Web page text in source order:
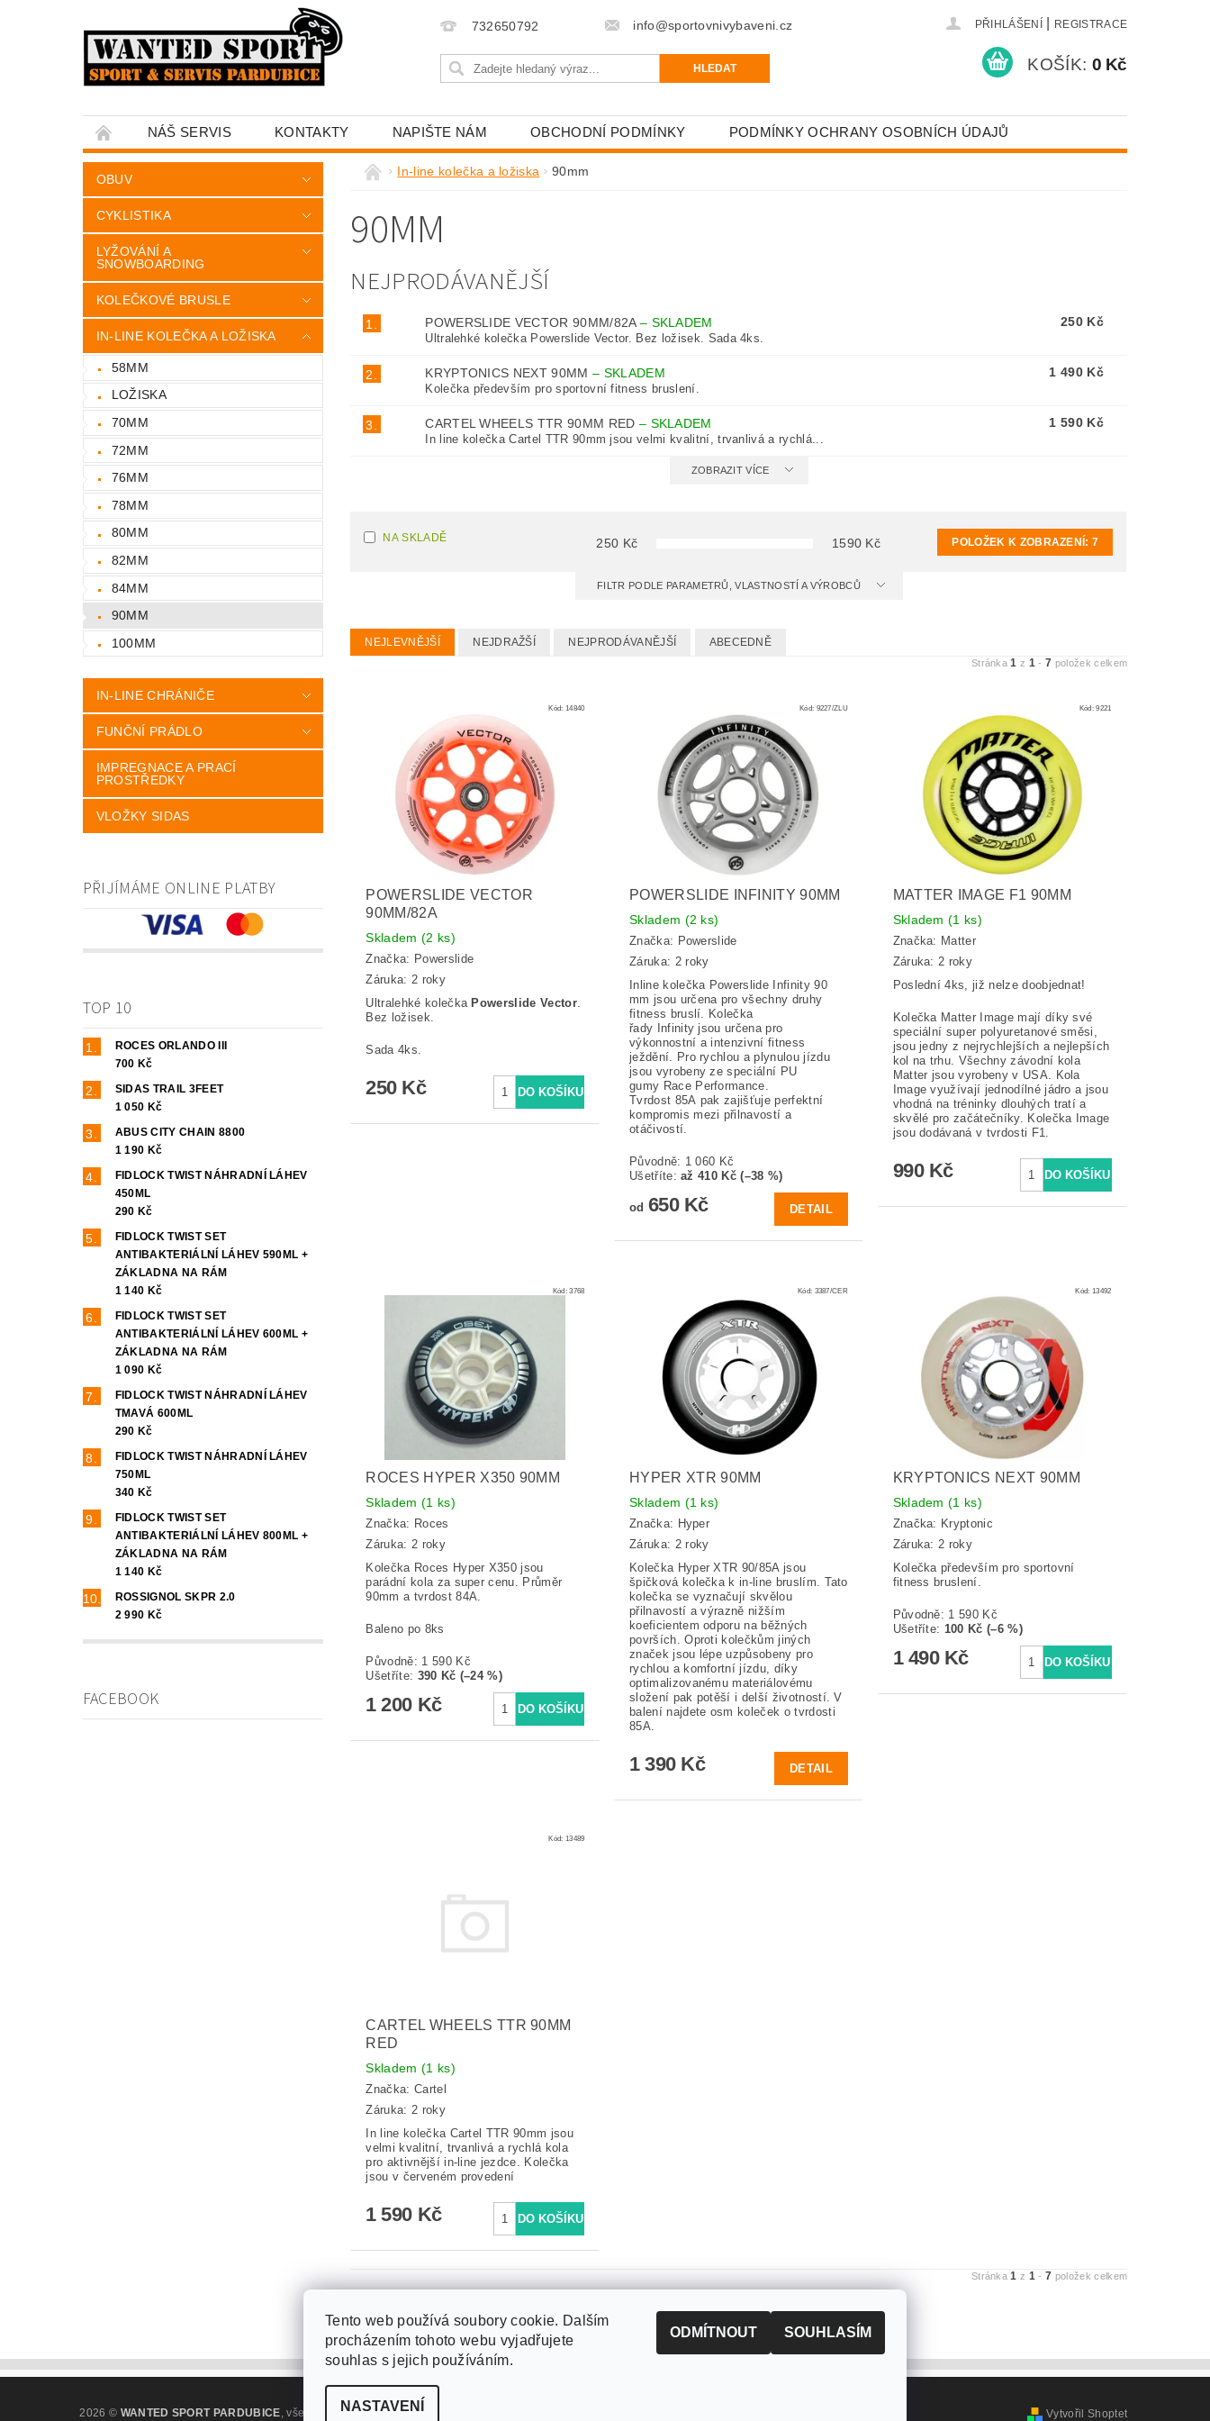
732650792 info@sportovnivybaveni.cz PŘIHLÁŠENÍ REGISTRACE
KOŠÍK: 0 Kč
NÁŠ SERVIS KONTAKTY NAPIŠTE NÁM OBCHODNÍ PODMÍNKY PODMÍNKY OCHRANY OSOBNÍCH ÚDAJŮ
OBUV
CYKLISTIKA
LYŽOVÁNÍ A
SNOWBOARDING
KOLEČKOVÉ BRUSLE
IN-LINE KOLEČKA A LOŽISKA
58MM
LOŽISKA
70MM
72MM
76MM
78MM
80MM
82MM
84MM
90MM
100MM
IN-LINE CHRÁNIČE
FUNČNÍ PRÁDLO
IMPREGNACE A PRACÍ
PROSTŘEDKY
VLOŽKY SIDAS
PŘIJÍMÁME ONLINE PLATBY
TOP 10
ROCES ORLANDO III
700 Kč
SIDAS TRAIL 3FEET
1 050 Kč
ABUS CITY CHAIN 8800
1 190 Kč
FIDLOCK TWIST NÁHRADNÍ LÁHEV
450ML
290 Kč
FIDLOCK TWIST SET
ANTIBAKTERIÁLNÍ LÁHEV 590ML +
ZÁKLADNA NA RÁM
1 140 Kč
FIDLOCK TWIST SET
ANTIBAKTERIÁLNÍ LÁHEV 600ML +
ZÁKLADNA NA RÁM
1 090 Kč
FIDLOCK TWIST NÁHRADNÍ LÁHEV
TMAVÁ 600ML
290 Kč
FIDLOCK TWIST NÁHRADNÍ LÁHEV
750ML
340 Kč
FIDLOCK TWIST SET
ANTIBAKTERIÁLNÍ LÁHEV 800ML +
ZÁKLADNA NA RÁM
1 140 Kč
ROSSIGNOL SKPR 2.0
2 990 Kč
FACEBOOK
In-line kolečka a ložiska 90mm
90MM
NEJPRODÁVANĚJŠÍ
1. POWERSLIDE VECTOR 90MM/82A – SKLADEM
Ultralehké kolečka Powerslide Vector. Bez ložisek. Sada 4ks.
250 Kč
2. KRYPTONICS NEXT 90MM – SKLADEM
Kolečka především pro sportovní fitness bruslení.
1 490 Kč
3. CARTEL WHEELS TTR 90MM RED – SKLADEM
In line kolečka Cartel TTR 90mm jsou velmi kvalitní, trvanlivá a rychlá...
1 590 Kč
ZOBRAZIT VÍCE
NA SKLADĚ 250 Kč 1590 Kč POLOŽEK K ZOBRAZENÍ:7
FILTR PODLE PARAMETRŮ, VLASTNOSTÍ A VÝROBCŮ
NEJLEVNĚJŠÍ NEJDRAŽŠÍ NEJPRODÁVANĚJŠÍ ABECEDNĚ
Stránka1 z 1 -7 položek celkem
Kód: 14840
POWERSLIDE VECTOR
90MM/82A
Skladem (2 ks)
Značka: Powerslide
Záruka: 2 roky
Ultralehké kolečka Powerslide Vector.
Bez ložisek.
Sada 4ks.
250 Kč
Kód: 9227/ZLU
POWERSLIDE INFINITY 90MM
Skladem (2 ks)
Značka: Powerslide
Záruka: 2 roky
Inline kolečka Powerslide Infinity 90
mm jsou určena pro všechny druhy
fitness bruslí. Kolečka
řady Infinity jsou určena pro
výkonnostní a intenzivní fitness
ježdění. Pro rychlou a plynulou jízdu
jsou vyrobeny ze speciální PU
gumy Race Performance.
Tvrdost 85A pak zajišťuje perfektní
kompromis mezi přilnavostí a
otáčivostí.
Původně: 1 060 Kč
Ušetříte:až 410 Kč (–38 %)
od 650 Kč DETAIL
Kód:9221
MATTER IMAGE F1 90MM
Skladem(1 ks)
Značka: Matter
Záruka: 2 roky
Poslední 4ks, již nelze doobjednat!
Kolečka Matter Image mají díky své
speciální super polyuretanové směsi,
jsou jedny z nejrychlejších a nejlepších
kol na trhu. Všechny závodní kola
Matter jsou vyrobeny v USA. Kola
Image využívají jednodílné jádro a jsou
vhodná na tréninky dlouhých tratí a
skvělé pro začátečníky. Kolečka Image
jsou dodávaná v tvrdosti F1.
990 Kč
Kód:3768
ROCES HYPER X350 90MM
Skladem (1 ks)
Značka: Roces
Záruka: 2 roky
Kolečka Roces Hyper X350 jsou
parádní kola za super cenu. Průměr
90mm a tvrdost 84A.
Baleno po 8ks
Původně: 1 590 Kč
Ušetříte: 390 Kč (–24 %)
1 200 Kč
Kód: 3387/CER
HYPER XTR 90MM
Skladem (1 ks)
Značka: Hyper
Záruka: 2 roky
Kolečka Hyper XTR 90/85A jsou
špičková kolečka k in-line bruslím. Tato
kolečka se vyznačují skvělou
přilnavostí a výrazně nižším
koeficientem odporu na běžných
površích. Oproti kolečkům jiných
značek jsou lépe uzpůsobeny pro
rychlou a komfortní jízdu, díky
optimalizovanému materiálovému
složení pak potěší i delší životností. V
balení najdete osm koleček o tvrdosti
85A.
1 390 Kč DETAIL
Kód:13492
KRYPTONICS NEXT 90MM
Skladem(1 ks)
Značka: Kryptonic
Záruka: 2 roky
Kolečka především pro sportovní
fitness bruslení.
Původně: 1 590 Kč
Ušetříte: 100 Kč (–6 %)
1 490 Kč
Kód: 13489
CARTEL WHEELS TTR 90MM
RED
Skladem (1 ks)
Značka: Cartel
Záruka: 2 roky
In line kolečka Cartel TTR 90mm jsou
velmi kvalitní, trvanlivá a rychlá kola
pro aktivnější in-line jezdce. Kolečka
jsou v červeném provedení
1 590 Kč
Stránka1 z 1 -7 položek celkem
2026 © WANTED SPORT PARDUBICE, všechna práva vyhrazenaUpravit nastavení cookies Vytvořil Shoptet
Tento web používá soubory cookie. Dalším
procházením tohoto webu vyjadřujete
souhlas s jejich používáním.
NASTAVENÍ
ODMÍTNOUT SOUHLASÍM